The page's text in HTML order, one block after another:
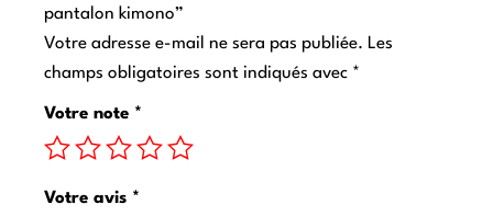
pantalon kimono”
Votre adresse e-mail ne sera pas publiée. Les
champs obligatoires sont indiqués avec *
Votre note *
Votre avis *